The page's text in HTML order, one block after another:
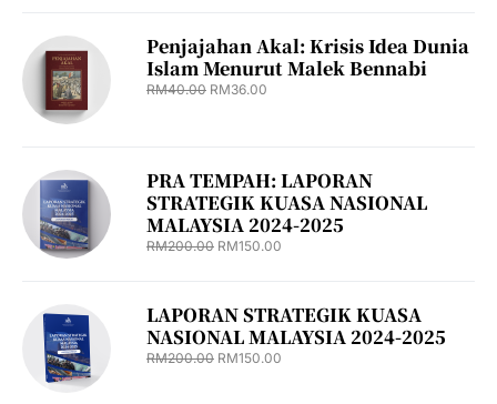
Penjajahan Akal: Krisis Idea Dunia
Islam Menurut Malek Bennabi
RM40.00 RM36.00
PRA TEMPAH: LAPORAN
STRATEGIK KUASA NASIONAL
MALAYSIA 2024-2025
RM200.00 RM150.00
LAPORAN STRATEGIK KUASA
NASIONAL MALAYSIA 2024-2025
RM200.00 RM150.00